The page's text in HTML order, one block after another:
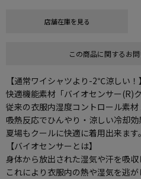
店舗在庫を見る
この商品に関するお
【通常ワイシャツより-2℃涼しい！】
快適機能素材「バイオセンサー(R)
従来の衣服内湿度コントロール素材
吸熱反応でひんやり・涼しい冷却効
夏場もクールに快適に着用出来ます。
【バイオセンサーとは】
身体から放出された湿気や汗を吸収
これにより衣服内の熱や湿気を逃が